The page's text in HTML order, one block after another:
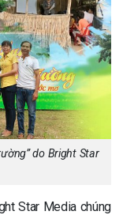
do Bright Star
Star Media chúng